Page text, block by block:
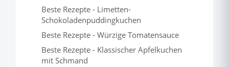
Beste Rezepte - Limetten-
Schokoladenpuddingkuchen
Beste Rezepte - Würzige Tomatensauce
Beste Rezepte - Klassischer Apfelkuchen
mit Schmand